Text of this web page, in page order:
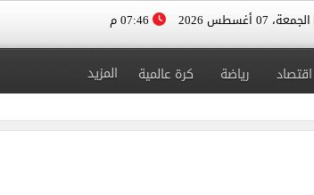
الجمعة، 07 أغسطس 2026
اقتصاد رياضة كرة عالمية المزيد